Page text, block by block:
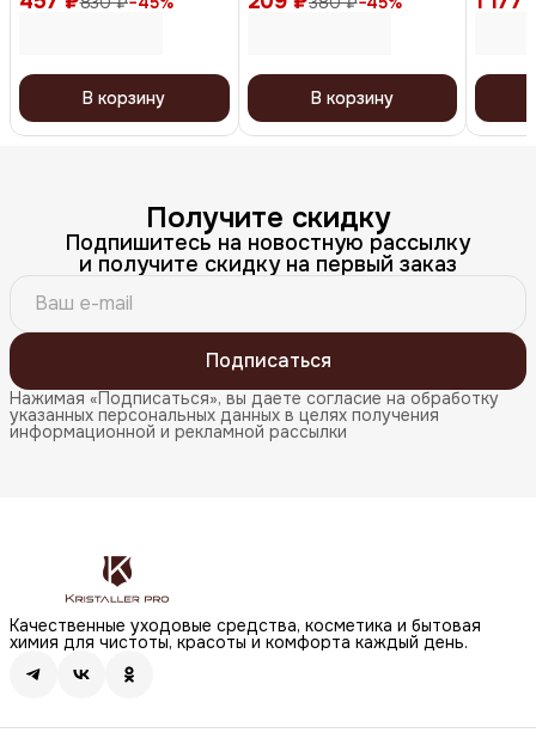
В корзину
шт.
В корзину
Получите скидку
Подпишитесь на новостную рассылку
и получите скидку на первый заказ
Подписаться
Нажимая «Подписаться», вы даете согласие на обработку
указанных персональных данных в целях получения
информационной и рекламной рассылки
Качественные уходовые средства, косметика и бытовая
химия для чистоты, красоты и комфорта каждый день.